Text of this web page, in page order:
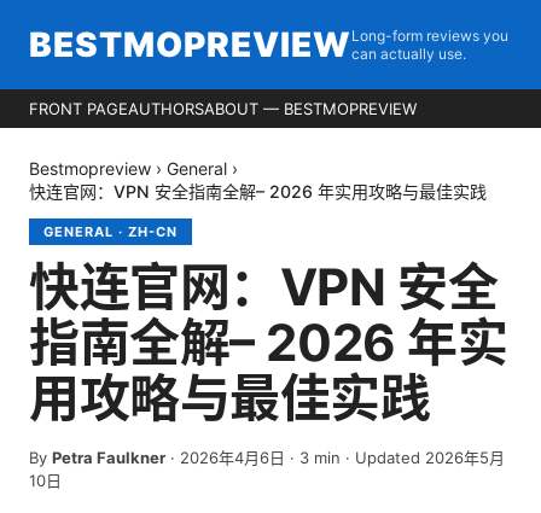
BESTMOPREVIEW Long-form reviews you
can actually use.
FRONT PAGEAUTHORSABOUT — BESTMOPREVIEW
Bestmopreview › General ›
快连官网：VPN 安全指南全解– 2026 年实用攻略与最佳实践
GENERAL · ZH-CN
快连官网：VPN 安全
指南全解– 2026 年实
用攻略与最佳实践
By Petra Faulkner · 2026年4月6日 · 3 min · Updated 2026年5月
10日